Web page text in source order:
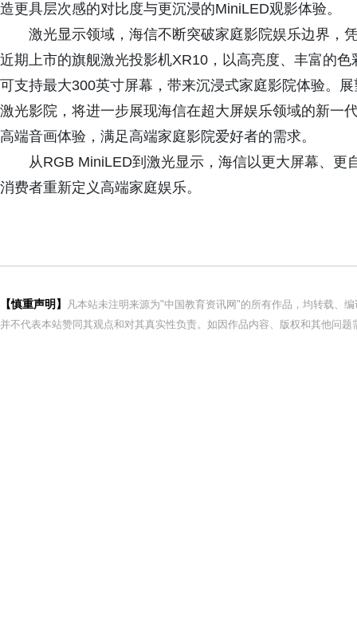
造更具层次感的对比度与更沉浸的MiniLED观影体验。
激光显示领域，海信不断突破家庭影院娱乐边界，
近期上市的旗舰激光投影机XR10，以高亮度、丰富的
可支持最大300英寸屏幕，带来沉浸式家庭影院体验。
激光影院，将进一步展现海信在超大屏娱乐领域的新一
高端音画体验，满足高端家庭影院爱好者的需求。
从RGB MiniLED到激光显示，海信以更大屏幕、
消费者重新定义高端家庭娱乐。
【慎重声明】
凡本站未注明来源为"中国教育资讯网"的所有作品，均转载、
并不代表本站赞同其观点和对其真实性负责。如因作品内容、版权和其他问